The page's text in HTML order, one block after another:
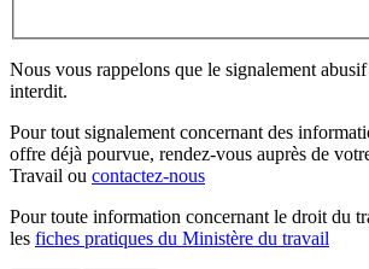
Nous vous rappelons que le signalement
interdit.
Pour tout signalement concernant des
offre déjà pourvue, rendez-vous auprès de
Travail ou contactez-nous
Pour toute information concernant le droit du
les fiches pratiques du Ministère du travail